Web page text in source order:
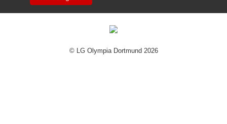
© LG Olympia Dortmund 2026